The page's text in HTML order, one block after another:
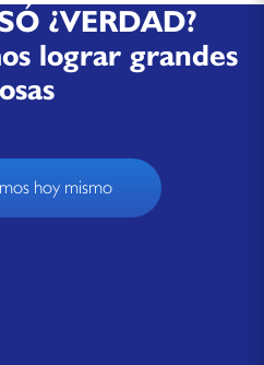
¿VERDAD?
lograr grandes
hoy mismo